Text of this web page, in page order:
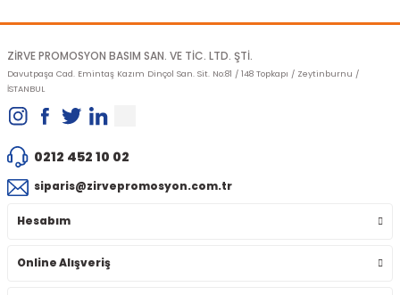
ZİRVE PROMOSYON BASIM SAN. VE TİC. LTD. ŞTİ.
Davutpaşa Cad. Emintaş Kazım Dinçol San. Sit. No:81 / 148 Topkapı / Zeytinburnu /
İSTANBUL
0212 452 10 02
siparis@zirvepromosyon.com.tr
Hesabım
Online Alışveriş